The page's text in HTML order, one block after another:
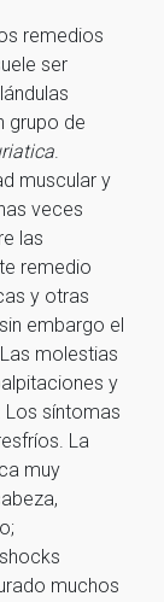
remedios
ser
grupo de
.
muscular y
veces
las
remedio
y otras
embargo el
molestias
y
Los síntomas
La
muy
muchos